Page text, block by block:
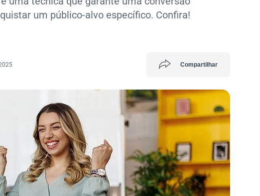
um público-alvo específico. Confira!
Compartilhar